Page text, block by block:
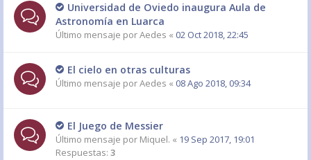
Universidad de Oviedo inaugura Aula de
Astronomía en Luarca
Último mensaje porAedes « 02 Oct 2018, 22:45
El cielo en otras culturas
Último mensaje porAedes « 08 Ago 2018, 09:34
El Juego de Messier
Último mensaje por Miquel. « 19 Sep 2017, 19:01
Respuestas: 3